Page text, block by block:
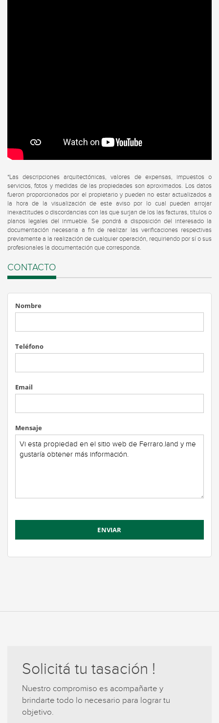
*Las descripciones arquitectónicas, valores de expensas, impuestos o
servicios, fotos y medidas de las propiedades son aproximados. Los datos
fueron proporcionados por el propietario y pueden no estar actualizados a
la hora de la visualización de este aviso por lo cual pueden arrojar
inexactitudes o discordancias con las que surjan de los las facturas, títulos o
planos legales del inmueble. Se pondrá a disposición del interesado la
documentación necesaria a fin de realizar las verificaciones respectivas
previamente a la realización de cualquier operación, requiriendo por sí o sus
profesionales la documentación que corresponda.
CONTACTO
Nombre
Teléfono
Email
Mensaje
Solicitá tu tasación !
Nuestro compromiso es acompañarte y
brindarte todo lo necesario para lograr tu
objetivo.